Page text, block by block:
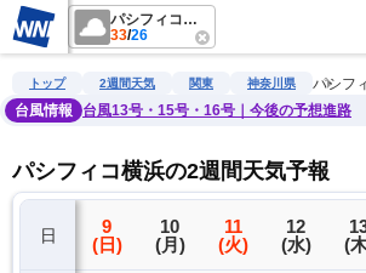
パシフィコ横浜
33/26
雨雲レーダー 台風情報 地震情報 警報・
トップ 2週間天気 関東 神奈川県
パシフ
台風情報
台風13号・15号・16号｜今後の予想進路
パシフィコ横浜の2週間天気予報
日
8
(土)
9
(日)
10
(月)
11
(火)
12
(水)
(